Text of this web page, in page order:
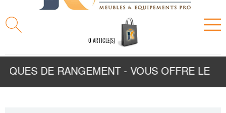
0 ARTICLE(S)
DE RANGEMENT - VOUS OFFRE LE